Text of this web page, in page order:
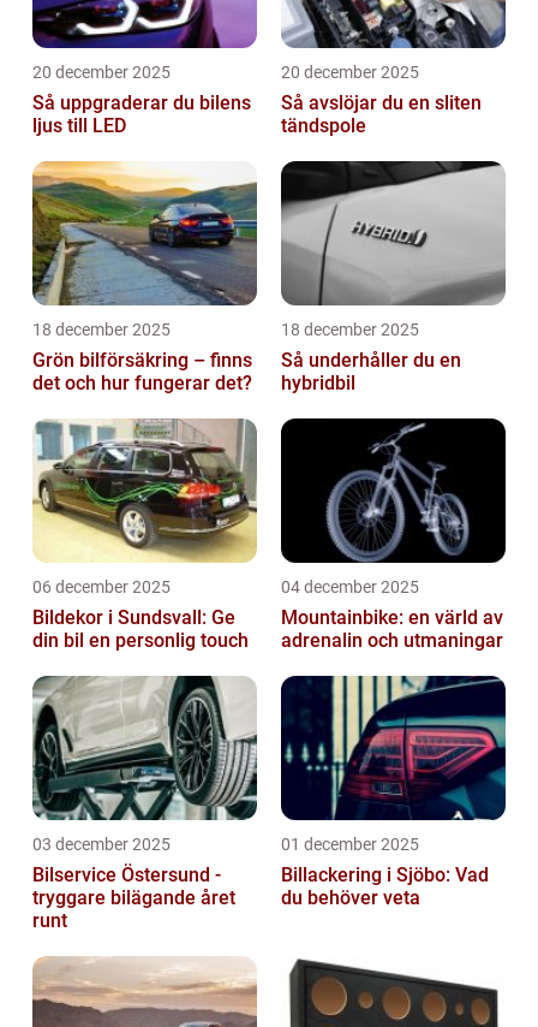
20 december 2025
Så uppgraderar du bilens
ljus till LED
20 december 2025
Så avslöjar du en sliten
tändspole
18 december 2025
Grön bilförsäkring – finns
det och hur fungerar det?
18 december 2025
Så underhåller du en
hybridbil
06 december 2025
Bildekor i Sundsvall: Ge
din bil en personlig touch
04 december 2025
Mountainbike: en värld av
adrenalin och utmaningar
03 december 2025
Bilservice Östersund -
tryggare bilägande året
runt
01 december 2025
Billackering i Sjöbo: Vad
du behöver veta